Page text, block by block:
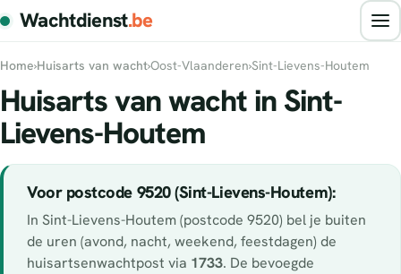
Wachtdienst.be
Home›Huisarts van wacht›Oost-Vlaanderen›Sint-Lievens-Houtem
Huisarts van wacht in Sint-
Lievens-Houtem
Voor postcode 9520 (Sint-Lievens-Houtem):
In Sint-Lievens-Houtem (postcode 9520) bel je buiten
de uren (avond, nacht, weekend, feestdagen) de
huisartsenwachtpost via 1733. De bevoegde